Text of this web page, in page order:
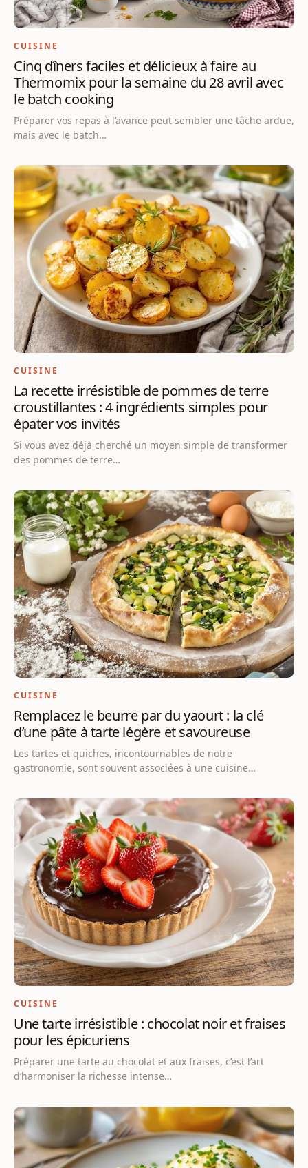
CUISINE
Cinq dîners faciles et délicieux à faire au
Thermomix pour la semaine du 28 avril avec
le batch cooking
Préparer vos repas à l’avance peut sembler une tâche ardue,
mais avec le batch…
CUISINE
La recette irrésistible de pommes de terre
croustillantes : 4 ingrédients simples pour
épater vos invités
Si vous avez déjà cherché un moyen simple de transformer
des pommes de terre…
CUISINE
Remplacez le beurre par du yaourt : la clé
d’une pâte à tarte légère et savoureuse
Les tartes et quiches, incontournables de notre
gastronomie, sont souvent associées à une cuisine…
CUISINE
Une tarte irrésistible : chocolat noir et fraises
pour les épicuriens
Préparer une tarte au chocolat et aux fraises, c’est l’art
d’harmoniser la richesse intense…